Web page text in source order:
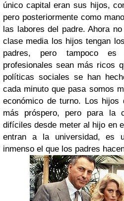
único capital eran sus hijos,
pero posteriormente como
las labores del padre. Ahora
clase media los hijos tengan
padres, pero tampoco
profesionales sean más ricos
políticas sociales se han
cada minuto que pasa somos
económico de turno. Los hijos
más próspero, pero para la
difíciles desde meter al hijo en
entran a la universidad, es
inmenso el que los padres